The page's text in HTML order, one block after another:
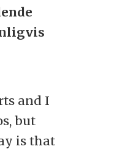
and I
but
is that